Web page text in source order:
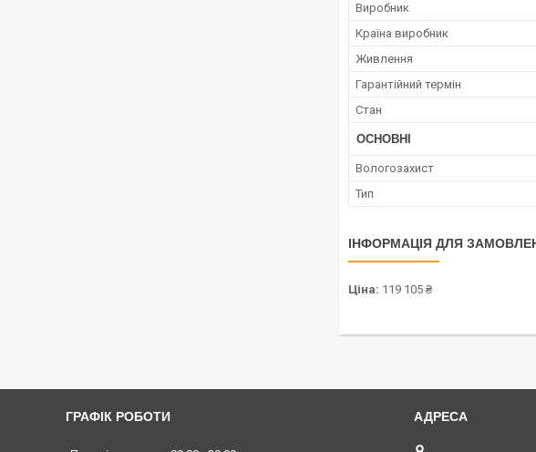
Виробник
Країна виробник
Живлення
Гарантійний термін
Стан
ОСНОВНІ
Вологозахист
Тип
ІНФОРМАЦІЯ ДЛЯ
Ціна: 119 105 ₴
ГРАФІК РОБОТИ